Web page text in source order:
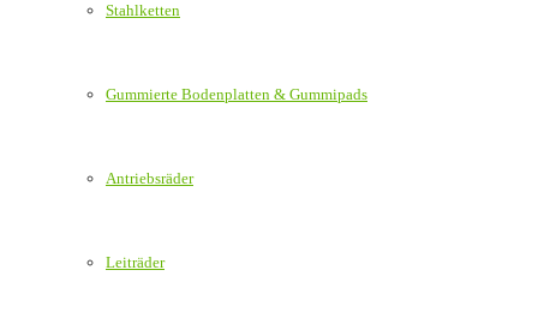
Stahlketten
Gummierte Bodenplatten & Gummipads
Antriebsräder
Leiträder